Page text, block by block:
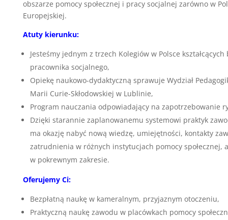
obszarze pomocy społecznej i pracy socjalnej zarówno w
Europejskiej.
Atuty kierunku:
Jesteśmy jednym z trzech Kolegiów w Polsce
pracownika socjalnego,
Opiekę naukowo-dydaktyczną sprawuje Wydział
Marii Curie-Skłodowskiej w Lublinie,
Program nauczania odpowiadający na zapotrzebowanie
Dzięki starannie zaplanowanemu systemowi praktyk
ma okazję nabyć nową wiedzę, umiejętności, kontakty
zatrudnienia w różnych instytucjach pomocy
w pokrewnym zakresie.
Oferujemy Ci:
Bezpłatną naukę w kameralnym, przyjaznym otoczeniu,
Praktyczną naukę zawodu w placówkach pomocy